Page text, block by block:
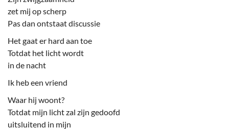
zet mij op scherp
Pas dan ontstaat discussie
Het gaat er hard aan toe
Totdat het licht wordt
in de nacht
Ik heb een vriend
Waar hij woont?
Totdat mijn licht zal zijn gedoofd
uitsluitend in mijn